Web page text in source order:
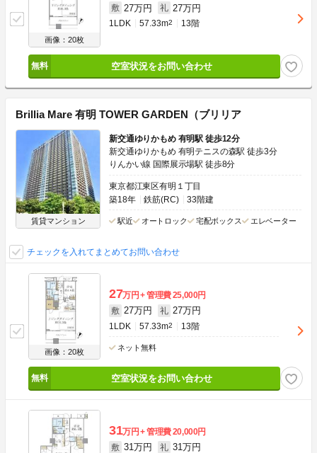
画像：20枚
敷 27万円 礼 27万円
1LDK 57.33m2 13階
空室状況をお問い合わせ
Brillia Mare 有明 TOWER GARDEN（ブリリア
賃貸マンション
新交通ゆりかもめ 有明駅 徒歩12分
新交通ゆりかもめ 有明テニスの森駅 徒歩3分
りんかい線 国際展示場駅 徒歩8分
東京都江東区有明１丁目
築18年
鉄筋(RC) 33階建
駅近 オートロック 宅配ボックス エレベーター
チェックを入れてまとめてお問い合わせ
画像：20枚
27万円 管理費25,000円
敷 27万円 礼 27万円
1LDK 57.33m2 13階
ネット無料
空室状況をお問い合わせ
31万円 管理費20,000円
敷 31万円 礼 31万円